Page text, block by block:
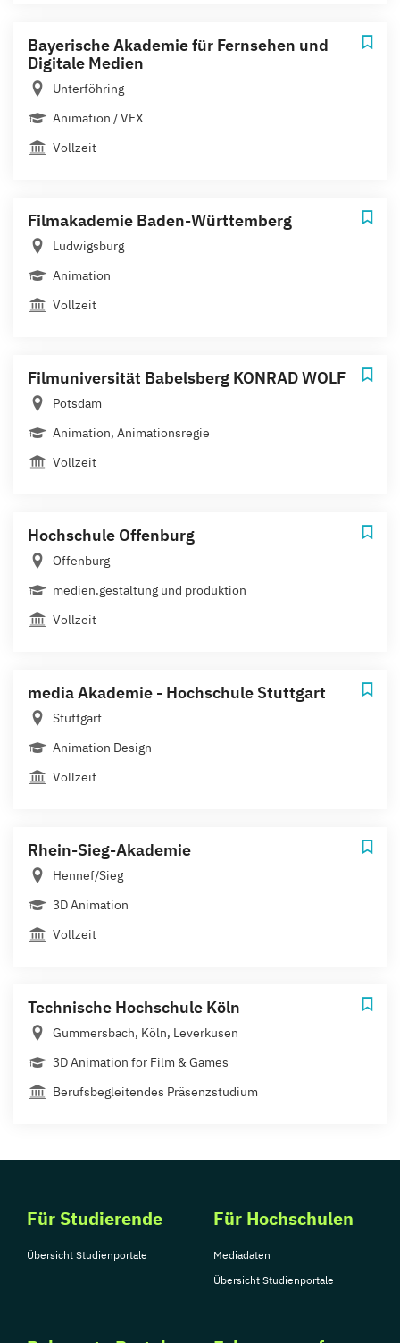
Bayerische Akademie für Fernsehen und
Digitale Medien
Unterföhring
Animation / VFX
Vollzeit
Filmakademie Baden-Württemberg
Ludwigsburg
Animation
Vollzeit
Filmuniversität Babelsberg KONRAD WOLF
Potsdam
Animation, Animationsregie
Vollzeit
Hochschule Offenburg
Offenburg
medien.gestaltung und produktion
Vollzeit
media Akademie - Hochschule Stuttgart
Stuttgart
Animation Design
Vollzeit
Rhein-Sieg-Akademie
Hennef/Sieg
3D Animation
Vollzeit
Technische Hochschule Köln
Gummersbach, Köln, Leverkusen
3D Animation for Film & Games
Berufsbegleitendes Präsenzstudium
Für Studierende
Übersicht Studienportale
Für Hochschulen
Mediadaten
Übersicht Studienportale